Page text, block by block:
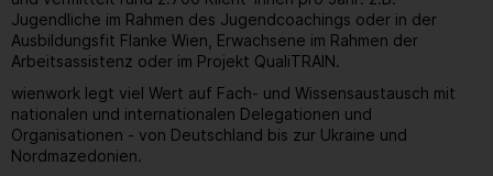
Jugendliche im Rahmen des Jugendcoachings oder in der
Ausbildungsfit Flanke Wien, Erwachsene im Rahmen der
Arbeitsassistenz oder im Projekt QualiTRAIN.
wienwork legt viel Wert auf Fach- und Wissensaustausch mit
nationalen und internationalen Delegationen und
Organisationen - von Deutschland bis zur Ukraine und
Nordmazedonien.